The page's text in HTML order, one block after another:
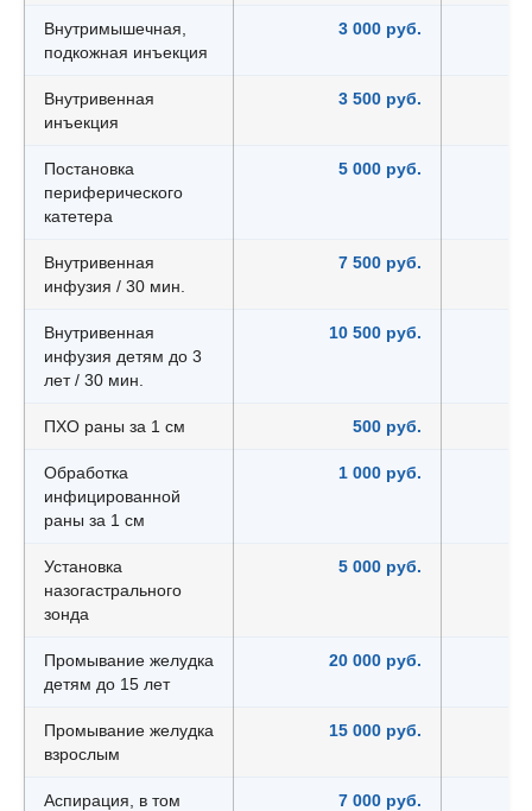
Внутримышечная,
подкожная инъекция
3 000 руб.
Внутривенная
инъекция
3 500 руб.
Постановка
периферического
катетера
5 000 руб.
Внутривенная
инфузия / 30 мин.
7 500 руб.
Внутривенная
инфузия детям до 3
лет / 30 мин.
10 500 руб.
ПХО раны за 1 см 500 руб.
Обработка
инфицированной
раны за 1 см
1 000 руб.
Установка
назогастрального
зонда
5 000 руб.
Промывание желудка
детям до 15 лет
20 000 руб.
Промывание желудка
взрослым
15 000 руб.
Аспирация, в том
7 000 руб.